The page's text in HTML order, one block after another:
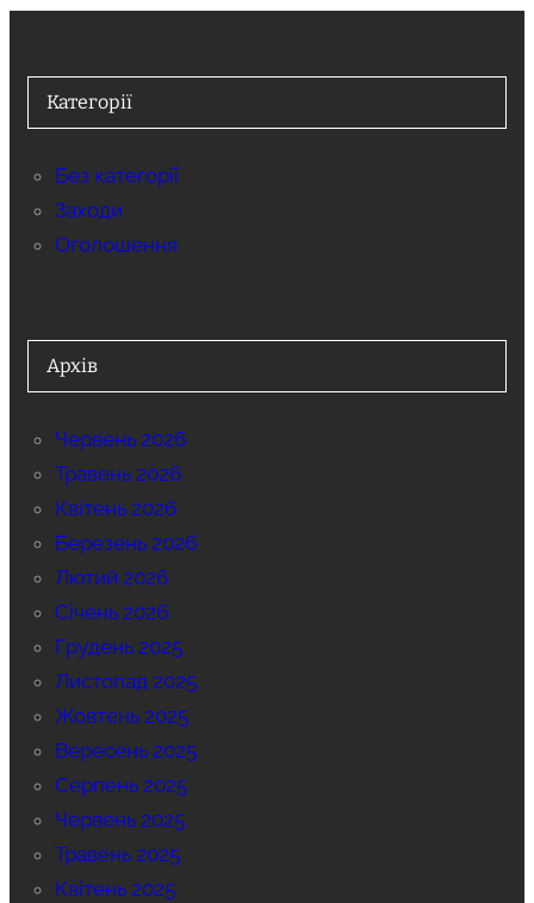
Категорії
Без категорії
Заходи
Оголошення
Архів
Червень 2026
Травень 2026
Квітень 2026
Березень 2026
Лютий 2026
Січень 2026
Грудень 2025
Листопад 2025
Жовтень 2025
Вересень 2025
Серпень 2025
Червень 2025
Травень 2025
Квітень 2025